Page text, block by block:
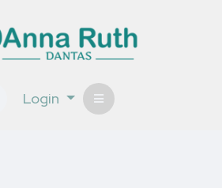
Login